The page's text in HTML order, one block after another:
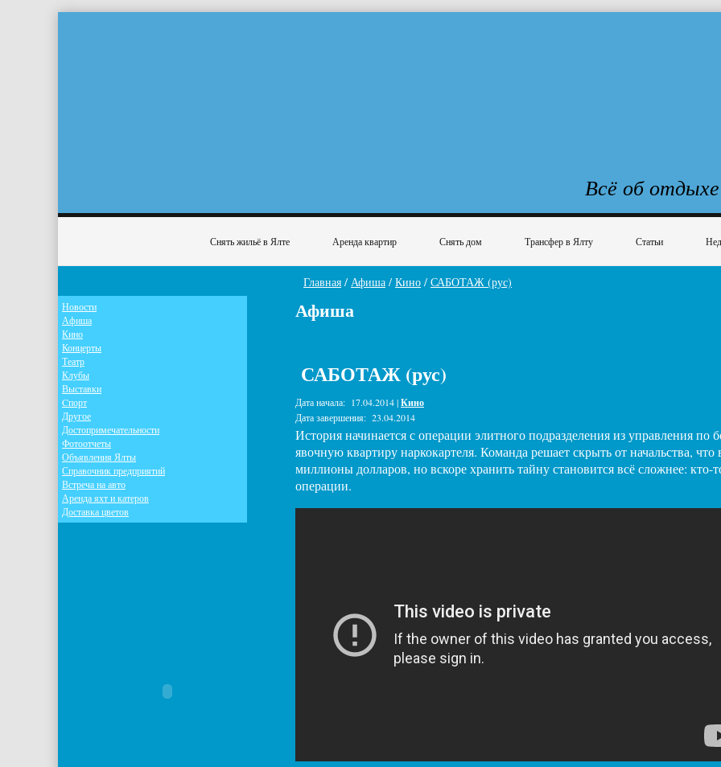
Всё об
Снять жильё в Ялте Аренда квартир Снять дом Трансфер в Ялту Статьи
Главная / Афиша / Кино / САБОТАЖ (рус)
Афиша
САБОТАЖ (рус)
Дата начала: 17.04.2014 |Кино
Дата завершения: 23.04.2014
История начинается с операции элитного подразделения из управления по
явочную квартиру наркокартеля. Команда решает скрыть от начальства, что
миллионы долларов, но вскоре хранить тайну становится всё сложнее:
операции.
Новости
Афиша
Кино
Концерты
Театр
Клубы
Выставки
Cпорт
Другое
Достопримечательности
Фотоотчеты
Объявления Ялты
Справочник предприятий
Встреча на авто
Аренда яхт и катеров
Доставка цветов